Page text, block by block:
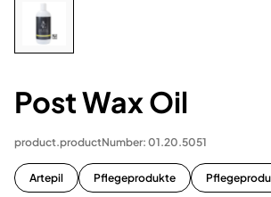
Post Wax Oil
product.productNumber: 01.20.5051
Artepil Pflegeprodukte